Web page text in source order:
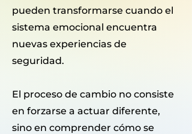
pueden transformarse cuando el
sistema emocional encuentra
nuevas experiencias de
seguridad.
El proceso de cambio no consiste
en forzarse a actuar diferente,
sino en comprender cómo se